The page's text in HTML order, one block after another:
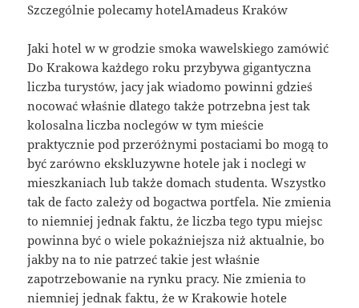
Szczególnie polecamy hotelAmadeus Kraków
Jaki hotel w w grodzie smoka wawelskiego zamówić
Do Krakowa każdego roku przybywa gigantyczna
liczba turystów, jacy jak wiadomo powinni gdzieś
nocować właśnie dlatego także potrzebna jest tak
kolosalna liczba noclegów w tym mieście
praktycznie pod przeróżnymi postaciami bo mogą to
być zarówno ekskluzywne hotele jak i noclegi w
mieszkaniach lub także domach studenta. Wszystko
tak de facto zależy od bogactwa portfela. Nie zmienia
to niemniej jednak faktu, że liczba tego typu miejsc
powinna być o wiele pokaźniejsza niż aktualnie, bo
jakby na to nie patrzeć takie jest właśnie
zapotrzebowanie na rynku pracy. Nie zmienia to
niemniej jednak faktu, że w Krakowie hotele